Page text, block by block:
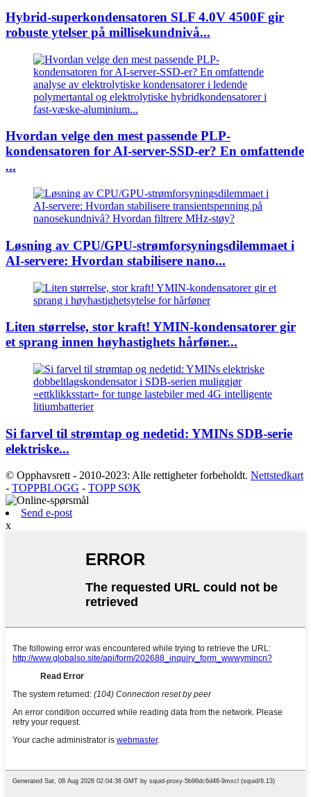
Hybrid-superkondensatoren SLF 4.0V 4500F gir
robuste ytelser på millisekundnivå...
Hvordan velge den mest passende PLP-
kondensatoren for AI-server-SSD-er? En omfattende
...
Løsning av CPU/GPU-strømforsyningsdilemmaet i
AI-servere: Hvordan stabilisere nano...
Liten størrelse, stor kraft! YMIN-kondensatorer gir
et sprang innen høyhastighets hårføner...
Si farvel til strømtap og nedetid: YMINs SDB-serie
elektriske...
© Opphavsrett - 2010-2023: Alle rettigheter forbeholdt. Nettstedkart
- TOPPBLOGG - TOPP SØK
Send e-post
x